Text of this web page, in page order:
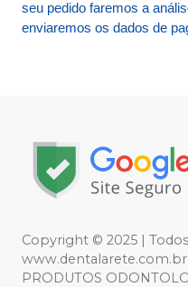
seu pedido faremos a
enviaremos os dados de
Copyright © 2025 |
www.dentalarete.com.br
PRODUTOS